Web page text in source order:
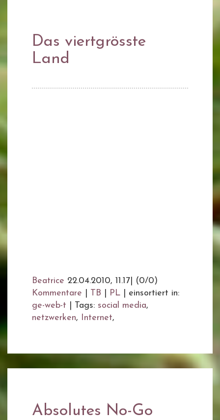
Das viertgrösste
Land
Beatrice 22.04.2010, 11.17
(0/0)
Kommentare
TB PL
einsortiert in:
ge-web-t
Tags: social media,
netzwerken, Internet,
Absolutes No-Go